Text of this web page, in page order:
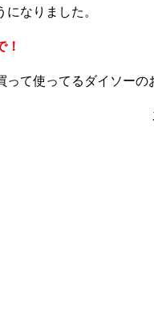
になりました。
！
って使ってるダイソーの